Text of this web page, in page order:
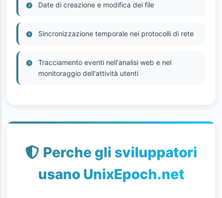
Date di creazione e modifica dei file
Sincronizzazione temporale nei protocolli di rete
Tracciamento eventi nell'analisi web e nel
monitoraggio dell'attività utenti
Perche gli sviluppatori
usano UnixEpoch.net